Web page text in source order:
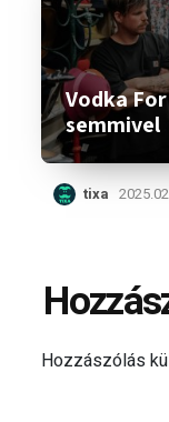
Vodka
semmivel
tixa
Hozzászólás